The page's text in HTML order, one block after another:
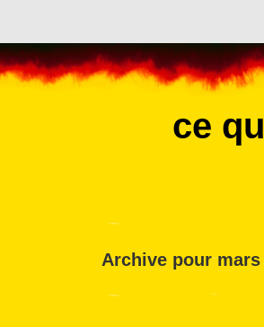
ce
Archive pour mars